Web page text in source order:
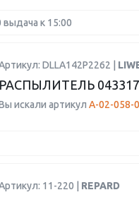
выдача к 15:00
DLLA142P2262 |
РАСПЫЛИТЕЛЬ
искали артикул А-02-058-
11-220 | REPARD